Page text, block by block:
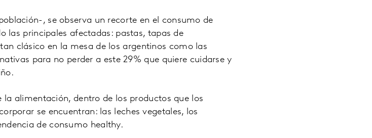
, se observa un recorte en el consumo de
las principales afectadas: pastas, tapas de
clásico en la mesa de los argentinos como las
para no perder a este 29% que quiere cuidarse y
la alimentación, dentro de los productos que los
se encuentran: las leches vegetales, los
de consumo healthy.